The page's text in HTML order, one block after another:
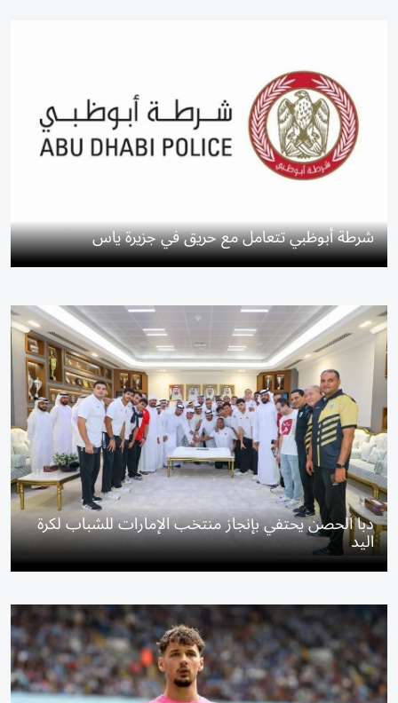
شرطة أبوظبي تتعامل مع حريق في جزيرة ياس
دبا الحصن يحتفي بإنجاز منتخب الإمارات للشباب لكرة
اليد